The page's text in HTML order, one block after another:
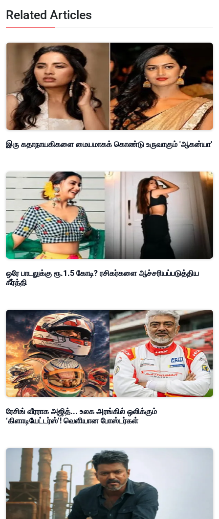
Related Articles
இரு கதாநாயகிகளை மையமாகக் கொண்டு உருவாகும் 'ஆகன்யா'
ஒரே பாடலுக்கு ரூ.1.5 கோடி? ரசிகர்களை ஆச்சரியப்படுத்திய
கீர்த்தி
ரேசிங் வீரராக அஜித்... உலக அரங்கில் ஒலிக்கும்
‘கிளாடியேட்டர்ஸ்’! வெளியான போஸ்டர்கள்